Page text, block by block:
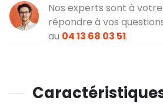
Nos experts sont à
répondre à vos
au 04 13 68 03 51.